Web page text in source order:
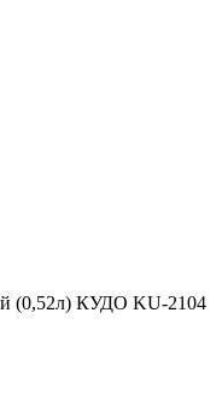
(0,52л) КУДО KU-2104